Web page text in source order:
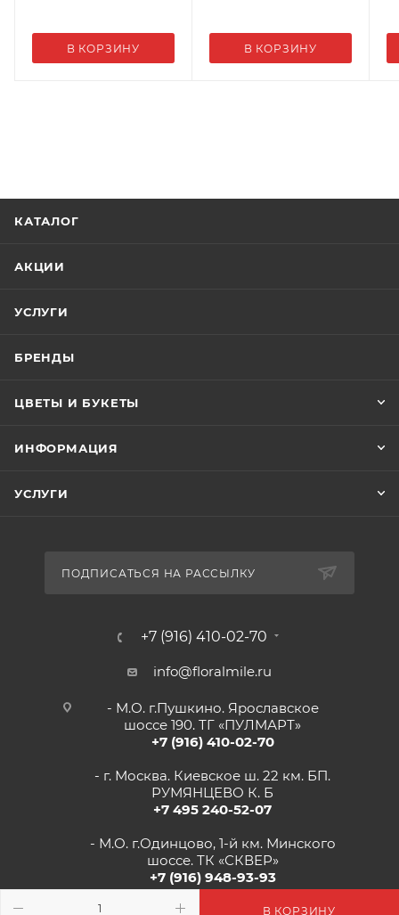
В КОРЗИНУ
В КОРЗИНУ В КОРЗИНУ
КАТАЛОГ
АКЦИИ
УСЛУГИ
БРЕНДЫ
ЦВЕТЫ И БУКЕТЫ
ИНФОРМАЦИЯ
УСЛУГИ
ПОДПИСАТЬСЯ НА РАССЫЛКУ
+7 (916) 410-02-70
info@floralmile.ru
- М.О. г.Пушкино. Ярославское
шоссе 190. ТГ «ПУЛМАРТ»
+7 (916) 410-02-70
- г. Москва. Киевское ш. 22 км. БП.
РУМЯНЦЕВО К. Б
+7 495 240-52-07
- М.О. г.Одинцово, 1-й км. Минского
шоссе. ТК «СКВЕР»
+7 (916) 948-93-93
- г.Рязань, Солотчинское шоссе д.2